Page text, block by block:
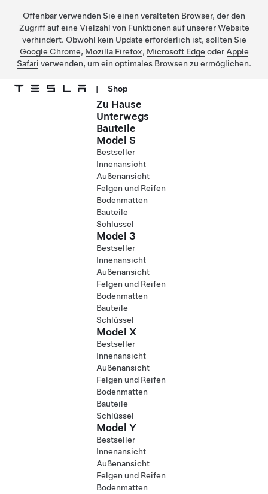
Offenbar verwenden Sie einen veralteten Browser, der den
Zugriff auf eine Vielzahl von Funktionen auf unserer Website
verhindert. Obwohl kein Update erforderlich ist, sollten Sie
Google Chrome, Mozilla Firefox, Microsoft Edge oder Apple
Safari verwenden, um ein optimales Browsen zu ermöglichen.
| Shop
Zu Hause
Unterwegs
Bauteile
Model S
Bestseller
Innenansicht
Außenansicht
Felgen und Reifen
Bodenmatten
Bauteile
Schlüssel
Model 3
Bestseller
Innenansicht
Außenansicht
Felgen und Reifen
Bodenmatten
Bauteile
Schlüssel
Model X
Bestseller
Innenansicht
Außenansicht
Felgen und Reifen
Bodenmatten
Bauteile
Schlüssel
Model Y
Bestseller
Innenansicht
Außenansicht
Felgen und Reifen
Bodenmatten